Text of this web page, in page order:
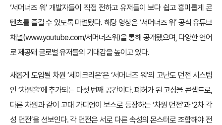
‘서머너즈 워’ 개발자들이 직접 전하고 유저들이 보다 쉽고 흥미롭게 콘
텐츠를 즐길 수 있도록 마련됐다. 해당 영상은 ‘서머너즈 워’ 공식 유튜브
채널(www.youtube.com/서머너즈워)을 통해 공개됐으며, 다양한 언어
로 제공돼 글로벌 유저들의 기대감을 높이고 있다.
새롭게 도입될 차원 ‘세이크리온’은 ‘서머너즈 워’의 고난도 던전 시스템
인 ‘차원홀’에 추가되는 다섯 번째 공간이다. 폐허가 된 고성을 콘셉트로,
다른 차원과 같이 고대 가디언이 보스로 등장하는 ‘차원 던전’과 ‘2차 각
성 던전’을 선보인다. 각 던전은 서로 다른 속성의 몬스터로 조합해야 전